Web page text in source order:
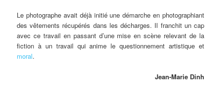
Le photographe avait déjà initié une démarche en photographiant
des vêtements récupérés dans les décharges. Il franchit un cap
avec ce travail en passant d’une mise en scène relevant de la
fiction à un travail qui anime le questionnement artistique et
moral.
Jean-Marie Dinh